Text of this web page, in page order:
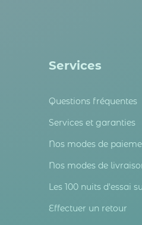
Services
Questions fréquentes
Services et garanties
Nos modes de
Nos modes de
Les 100 nuits d'essai
Effectuer un retour